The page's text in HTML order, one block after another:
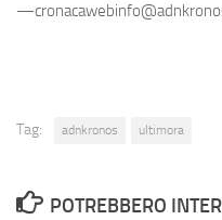
Tag: adnkronos ultimora
POTREBBERO